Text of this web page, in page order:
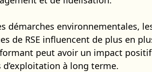
démarches environnementales,
de RSE influencent de plus en
peut avoir un impact positif
d’exploitation à long terme.